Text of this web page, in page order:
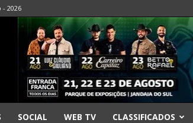
- 2026
SOCIAL WEB TV CLASSIFICADOS